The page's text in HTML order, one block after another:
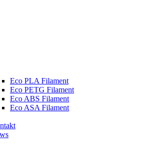
Eco PLA Filament
Eco PETG Filament
Eco ABS Filament
Eco ASA Filament